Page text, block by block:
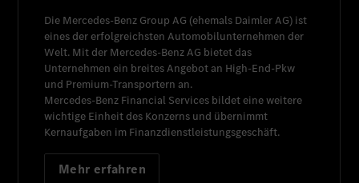
Die Mercedes-Benz Group AG (ehemals Daimler AG) ist
eines der erfolgreichsten Automobilunternehmen der
Welt. Mit der Mercedes-Benz AG bietet das
Unternehmen ein breites Angebot an High-End-Pkw
und Premium-Transportern an.
Mercedes-Benz Financial Services bildet eine weitere
wichtige Einheit des Konzerns und übernimmt
Kernaufgaben im Finanzdienstleistungsgeschäft.
Mehr erfahren